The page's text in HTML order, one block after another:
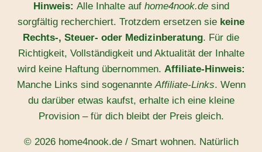
Hinweis: Alle Inhalte auf home4nook.desind
sorgfältig recherchiert. Trotzdem ersetzen sie keine
Rechts-, Steuer- oder Medizinberatung. Für die
Richtigkeit, Vollständigkeit und Aktualität der Inhalte
wird keine Haftung übernommen. Affiliate-Hinweis:
Manche Links sind sogenannteAffiliate-Links. Wenn
du darüber etwas kaufst, erhalte ich eine kleine
Provision – für dich bleibt der Preis gleich.
© 2026 home4nook.de / Smart wohnen. Natürlich